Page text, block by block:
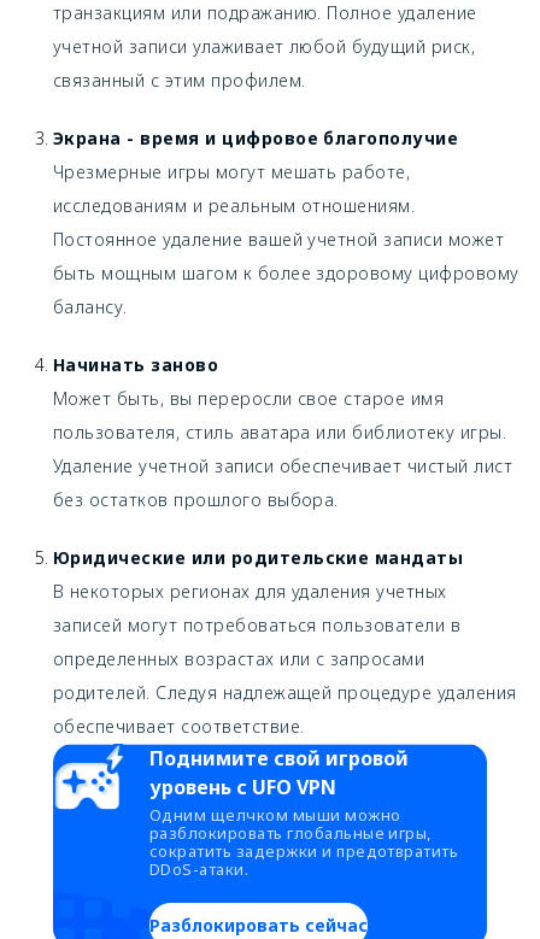
транзакциям или подражанию. Полное удаление
учетной записи улаживает любой будущий риск,
связанный с этим профилем.
Экрана - время и цифровое благополучие
Чрезмерные игры могут мешать работе,
исследованиям и реальным отношениям.
Постоянное удаление вашей учетной записи может
быть мощным шагом к более здоровому цифровому
балансу.
Начинать заново
Может быть, вы переросли свое старое имя
пользователя, стиль аватара или библиотеку игры.
Удаление учетной записи обеспечивает чистый лист
без остатков прошлого выбора.
Юридические или родительские мандаты
В некоторых регионах для удаления учетных
записей могут потребоваться пользователи в
определенных возрастах или с запросами
родителей. Следуя надлежащей процедуре удаления
обеспечивает соответствие.
Поднимите свой игровой
уровень с UFO VPN
Одним щелчком мыши можно
разблокировать глобальные игры,
сократить задержки и предотвратить
DDoS-атаки.
Разблокировать сейчас